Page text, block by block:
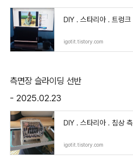
DIY . 스타리아 . 트렁
igotit.tistory.com
측면장 슬라이딩 선반
- 2025.02.23
DIY . 스타리아 . 침상
igotit.tistory.com